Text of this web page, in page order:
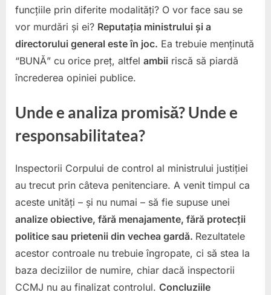
funcțiile prin diferite modalități? O vor face sau se
vor murdări și ei? Reputația ministrului și a
directorului general este în joc. Ea trebuie menținută
“BUNĂ” cu orice preț, altfel ambii riscă să piardă
încrederea opiniei publice.
Unde e analiza promisă? Unde e
responsabilitatea?
Inspectorii Corpului de control al ministrului justiției
au trecut prin câteva penitenciare. A venit timpul ca
aceste unități – și nu numai – să fie supuse unei
analize obiective, fără menajamente, fără protecții
politice sau prietenii din vechea gardă. Rezultatele
acestor controale nu trebuie îngropate, ci să stea la
baza deciziilor de numire, chiar dacă inspectorii
CCMJ nu au finalizat controlul. Concluziile